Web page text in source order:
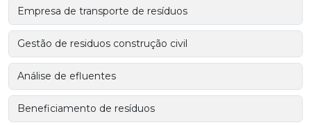
Empresa de transporte de resíduos
Gestão de residuos construção civil
Análise de efluentes
Beneficiamento de resíduos